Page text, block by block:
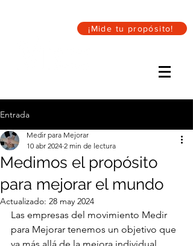
¡Mide tu propósito!
Entrada
Medimos el propósito
para mejorar el mundo
Medir para Mejorar
10 abr 2024 2 min de lectura
Actualizado: 28 may 2024
Las empresas del movimiento Medir
para Mejorar tenemos un objetivo que